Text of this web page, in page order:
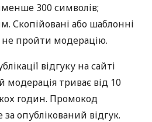
300 символів;
Скопійовані або шаблонні
пройти модерацію.
відгуку на сайті
модерація триває від 10
годин. Промокод
опублікований відгук.